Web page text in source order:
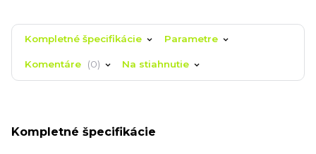
Kompletné špecifikácie Parametre
Komentáre 0 Na stiahnutie
Kompletné špecifikácie